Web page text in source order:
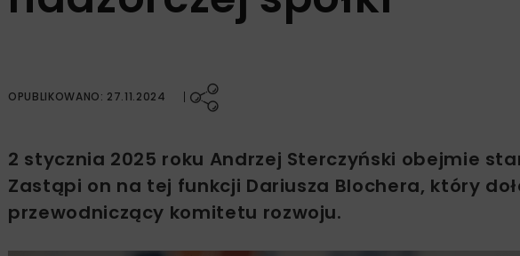
OPUBLIKOWANO: 27.11.2024
2 stycznia 2025 roku Andrzej Sterczyński obejmie
Zastąpi on na tej funkcji Dariusza Blochera, który
przewodniczący komitetu rozwoju.